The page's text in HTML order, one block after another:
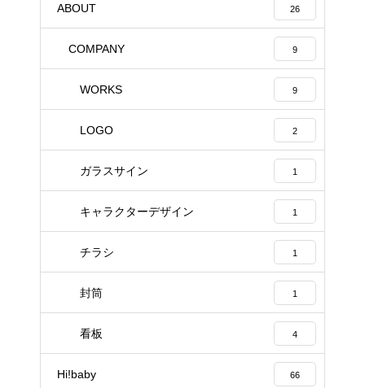
ABOUT 26
COMPANY 9
WORKS 9
LOGO 2
ガラスサイン 1
キャラクターデザイン 1
チラシ 1
封筒 1
看板 4
Hi!baby 66